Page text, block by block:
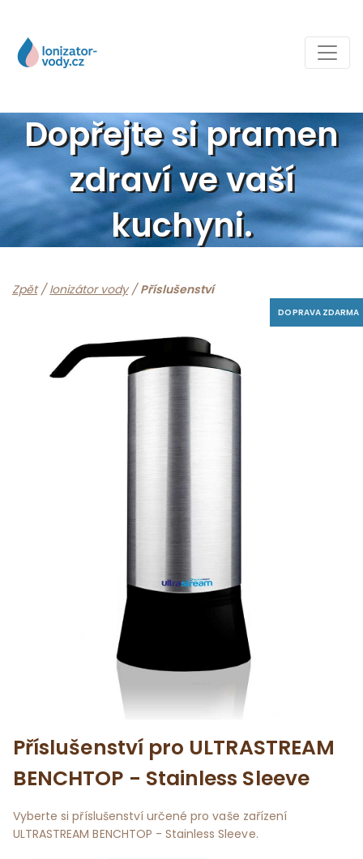
Dopřejte si pramen
zdraví ve vaší
kuchyni.
Zpět / Ionizátor vody / Příslušenství
DOPRAVA ZDARMA
Příslušenství pro ULTRASTREAM
BENCHTOP - Stainless Sleeve
Vyberte si příslušenství určené pro vaše zařízení
ULTRASTREAM BENCHTOP - Stainless Sleeve.